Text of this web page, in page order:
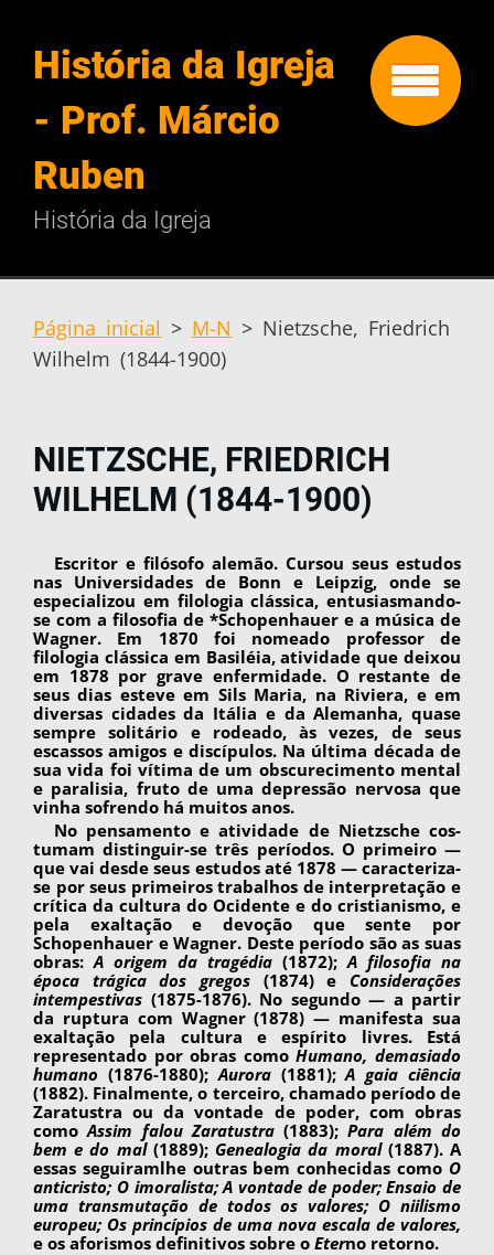
História da Igreja
- Prof. Márcio
Ruben
História da Igreja
Página inicial > M-N > Nietzsche, Friedrich
Wilhelm (1844-1900)
NIETZSCHE, FRIEDRICH
WILHELM (1844-1900)
Escritor e filósofo alemão. Cursou seus estu­dos
nas Universidades de Bonn e Leipzig, onde se
especializou em filologia clássica, entusiasman­do-
se com a filosofia de *Schopenhauer e a mú­sica de
Wagner. Em 1870 foi nomeado professor de
filologia clássica em Basiléia, atividade que deixou
em 1878 por grave enfermidade. O res­tante de
seus dias esteve em Sils Maria, na Riviera, e em
diversas cidades da Itália e da Alemanha, quase
sempre solitário e rodeado, às vezes, de seus
escassos amigos e discípulos. Na última década de
sua vida foi vítima de um obscurecimento mental
e paralisia, fruto de uma depressão nervo­sa que
vinha sofrendo há muitos anos.
No pensamento e atividade de Nietzsche cos­
tumam distinguir-se três períodos. O primeiro —
que vai desde seus estudos até 1878 — caracteri­za-
se por seus primeiros trabalhos de interpreta­ção e
crítica da cultura do Ocidente e do cristia­nismo, e
pela exaltação e devoção que sente por
Schopenhauer e Wagner. Deste período são as suas
obras:A origem da tragédia (1872);A filosofia na
época trágica dos gregos (1874) e Considera­ções
intempestivas (1875-1876). No segundo — a partir
da ruptura com Wagner (1878) — mani­festa sua
exaltação pela cultura e espírito livres. Está
representado por obras comoHumano, de­masiado
humano (1876-1880);Aurora(1881);A gaia ciência
(1882). Finalmente, o terceiro, cha­mado período de
Zaratustra ou da vontade de po­der, com obras
comoAssim falou Zaratustra(1883);Para além do
bem e do mal (1889); Genealogia da moral (1887). A
essas seguiram­lhe outras bem conhecidas como O
anticristo; O imoralista; A vontade de poder; Ensaio de
uma transmutação de todos os valores; O niilismo
europeu; Os princípios de uma nova escala de valores,
e os aforismos definitivos sobre o Eter­no retorno.